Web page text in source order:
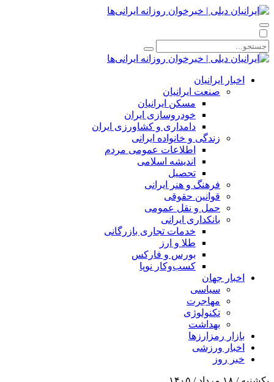
اخبار ایرانیان
صنعت ایرانیان
مسکن ایرانیان
خودروسازی ایران
دامداری و کشاورزی ایران
زندگی و خانواده ایرانی
اطلاعات عمومی مردم
اندیشه اسلامی
تحصیل
فرهنگ و هنر ایرانی
قوانین حقوقی
حمل و نقل عمومی
بانکداری ایرانی
خدمات تجاری بازرگانی
طلا و ارز
بورس و فارکس
کسب‌وکار نوپا
اخبار جهان
سیاسی
مهاجرت
تکنولوژی
بهداشت
بازار رمزارزها
اخبار ورزشی
خبر روز